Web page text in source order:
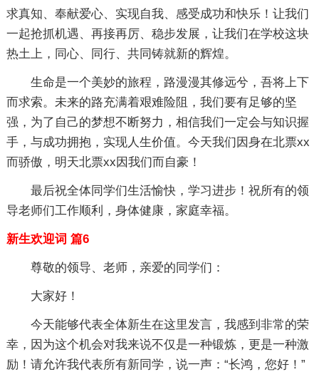
求真知、奉献爱心、实现自我、感受成功和快乐！让我们
一起抢抓机遇、再接再厉、稳步发展，让我们在学校这块
热土上，同心、同行、共同铸就新的辉煌。
生命是一个美妙的旅程，路漫漫其修远兮，吾将上下
而求索。未来的路充满着艰难险阻，我们要有足够的坚
强，为了自己的梦想不断努力，相信我们一定会与知识握
手，与成功拥抱，实现人生价值。今天我们因身在北票xx
而骄傲，明天北票xx因我们而自豪！
最后祝全体同学们生活愉快，学习进步！祝所有的领
导老师们工作顺利，身体健康，家庭幸福。
新生欢迎词 篇6
尊敬的领导、老师，亲爱的同学们：
大家好！
今天能够代表全体新生在这里发言，我感到非常的荣
幸，因为这个机会对我来说不仅是一种锻炼，更是一种激
励！请允许我代表所有新同学，说一声：“长鸿，您好！”